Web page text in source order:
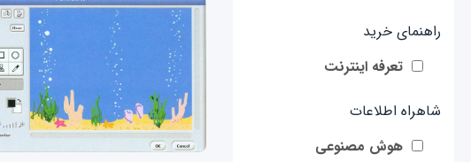
راهنمای خرید
تعرفه اینترنت
شاهراه اطلاعات
هوش مصنوعی